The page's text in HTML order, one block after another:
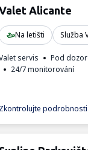
Alicante
Na letišti Služba
servis Pod
24/7 monitorování
Zkontrolujte podrobnosti.